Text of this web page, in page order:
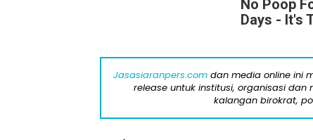
No Poop
Days - It's
Jasasiaranpers.comdan media online ini
release untuk institusi, organisasi
kalangan birokrat,